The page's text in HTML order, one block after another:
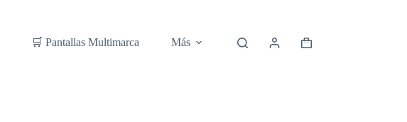
🛒 Pantallas Multimarca Más
Carro